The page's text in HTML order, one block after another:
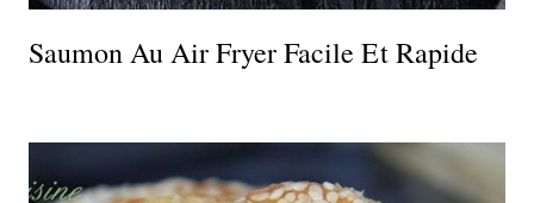
Saumon Au Air Fryer Facile Et Rapide